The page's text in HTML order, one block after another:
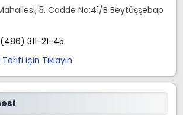
5. Cadde No:41/B Beytüşşebap
311-21-45
için Tıklayın